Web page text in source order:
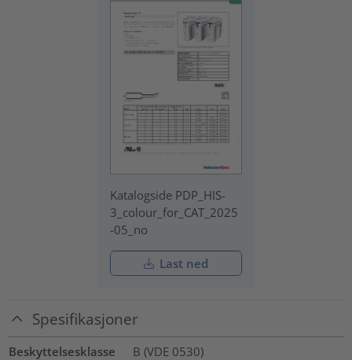
Katalogside PDP_HIS-
3_colour_for_CAT_2025
-05_no
Last ned
Spesifikasjoner
Beskyttelsesklasse
B (VDE 0530)